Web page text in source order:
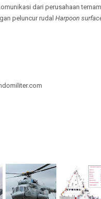
dari perusahaan
peluncur rudal Harpoon